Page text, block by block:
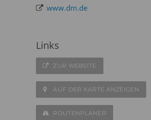
www.dm.de
Links
ZUR WEBSITE
AUF DER KARTE ANZEIGEN
ROUTENPLANER